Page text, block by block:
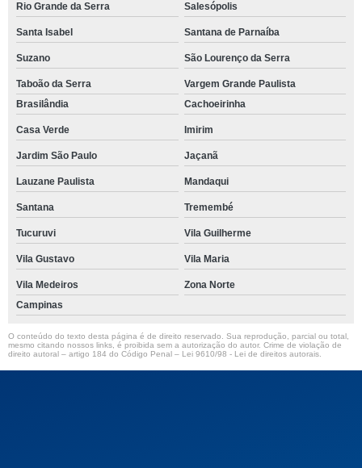
Rio Grande da Serra Salesópolis
Santa Isabel Santana de Parnaíba
Suzano São Lourenço da Serra
Taboão da Serra
Vargem Grande Paulista
Brasilândia
Cachoeirinha
Casa Verde Imirim
Jardim São Paulo Jaçanã
Lauzane Paulista Mandaqui
Santana Tremembé
Tucuruvi Vila Guilherme
Vila Gustavo Vila Maria
Vila Medeiros
Zona Norte
Campinas
O conteúdo do texto desta página é de direito reservado. Sua reprodução, parcial ou total,
mesmo citando nossos links, é proibida sem a autorização do autor. Crime de violação de
direito autoral – artigo 184 do Código Penal – Lei 9610/98 - Lei de direitos autorais